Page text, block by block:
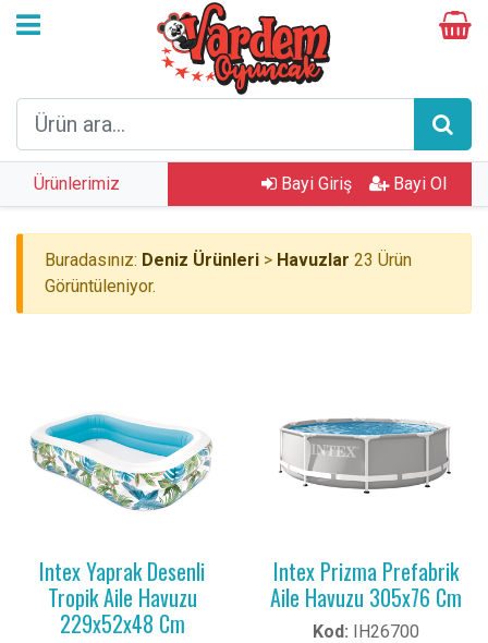
Ürünlerimiz Bayi Giriş Bayi Ol
Buradasınız: Deniz Ürünleri > Havuzlar 23 Ürün
Görüntüleniyor.
Intex Yaprak Desenli
Tropik Aile Havuzu
229x52x48 Cm
Intex Prizma Prefabrik
Aile Havuzu 305x76 Cm
Kod: IH26700